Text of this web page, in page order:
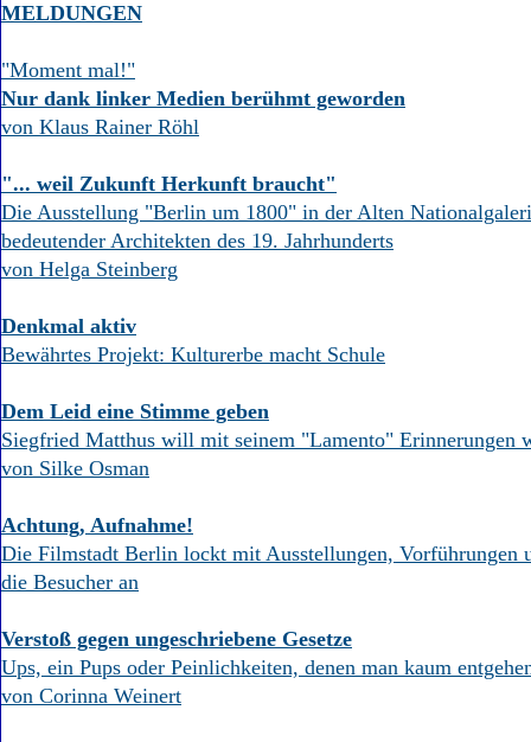
MELDUNGEN
"Moment mal!"
Nur dank linker Medien berühmt geworden
von Klaus Rainer Röhl
"... weil Zukunft Herkunft braucht"
Die Ausstellung "Berlin um 1800" in der Alten
bedeutender Architekten des 19. Jahrhunderts
von Helga Steinberg
Denkmal aktiv
Bewährtes Projekt: Kulturerbe macht Schule
Dem Leid eine Stimme geben
Siegfried Matthus will mit seinem "Lamento" Erinnerungen
von Silke Osman
Achtung, Aufnahme!
Die Filmstadt Berlin lockt mit Ausstellungen, Vorführungen
die Besucher an
Verstoß gegen ungeschriebene Gesetze
Ups, ein Pups oder Peinlichkeiten, denen man kaum
von Corinna Weinert